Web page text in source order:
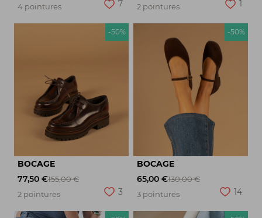
4 pointures
7
2 pointures
1
-50%
BOCAGE
77,50 €155,00 €
2 pointures
3
-50%
BOCAGE
65,00 €130,00 €
3 pointures
14